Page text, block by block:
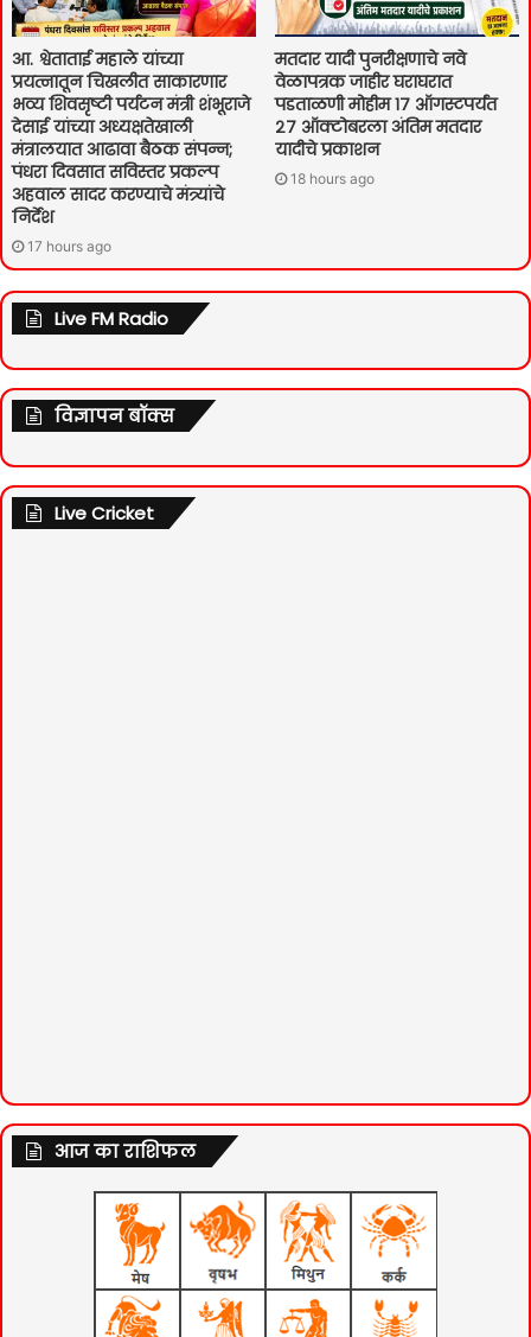
आ. श्वेताताई महाले यांच्या
प्रयत्नातून चिखलीत साकारणार
भव्य शिवसृष्टी पर्यटन मंत्री शंभूराजे
देसाई यांच्या अध्यक्षतेखाली
मंत्रालयात आढावा बैठक संपन्न;
पंधरा दिवसात सविस्तर प्रकल्प
अहवाल सादर करण्याचे मंत्र्यांचे
निर्देश
17 hours ago
मतदार यादी पुनरीक्षणाचे नवे
वेळापत्रक जाहीर घराघरात
पडताळणी मोहीम १७ ऑगस्टपर्यंत
२७ ऑक्टोबरला अंतिम मतदार
यादीचे प्रकाशन
18 hours ago
Live FM Radio
विज्ञापन बॉक्स
Live Cricket
आज का राशिफल